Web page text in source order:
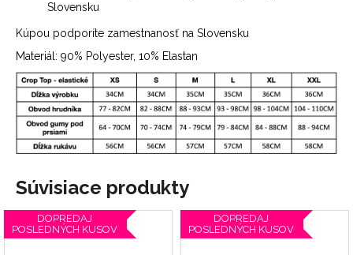
Slovensku
Kúpou podporíte zamestnanosť na Slovensku
Materiál: 90% Polyester, 10% Elastan
Súvisiace produkty
DOPREDAJ
POSLEDNÝCH KUSOV
DOPREDAJ
POSLEDNÝCH KUSOV